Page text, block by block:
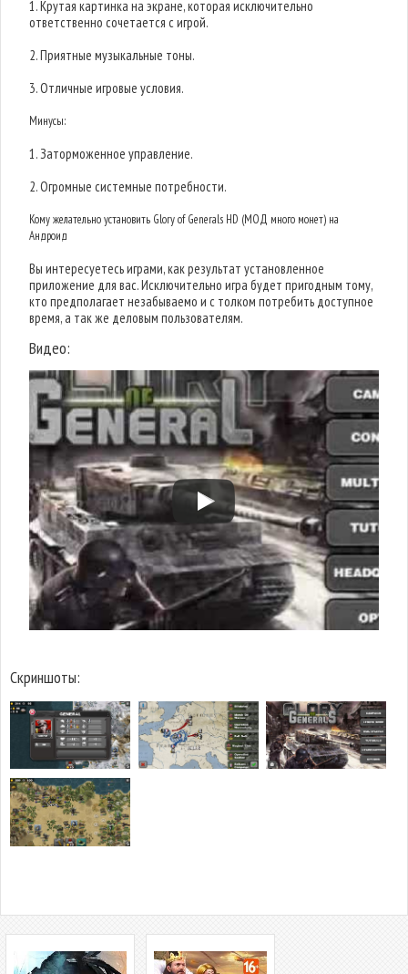
1. Крутая картинка на экране, которая исключительно
ответственно сочетается с игрой.
2. Приятные музыкальные тоны.
3. Отличные игровые условия.
Минусы:
1. Заторможенное управление.
2. Огромные системные потребности.
Кому желательно установить Glory of Generals HD (МОД много монет) на
Андроид
Вы интересуетесь играми, как результат установленное
приложение для вас. Исключительно игра будет пригодным тому,
кто предполагает незабываемо и с толком потребить доступное
время, а так же деловым пользователям.
Видео:
Скриншоты: